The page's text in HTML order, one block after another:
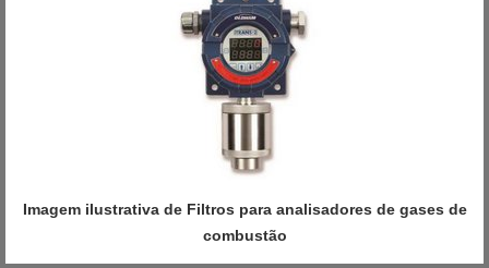
Imagem ilustrativa de Filtros para analisadores de gases de
combustão